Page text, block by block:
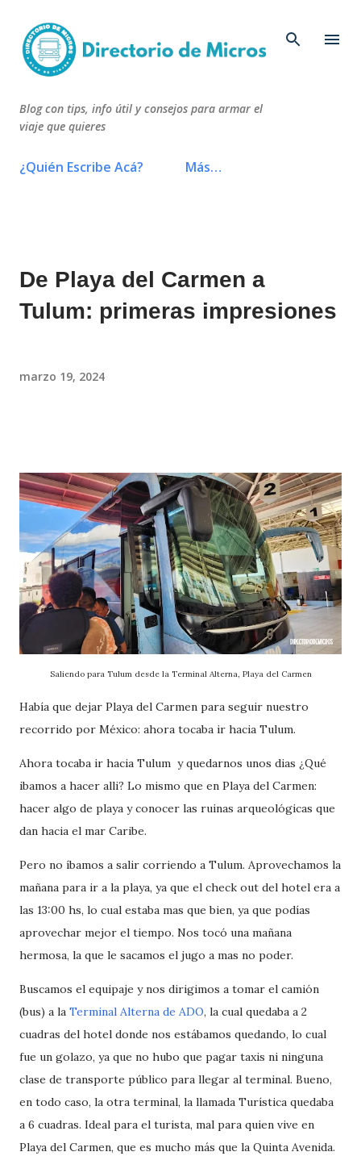
Blog con tips, info útil y consejos para armar el
viaje que quieres
¿Quién Escribe Acá? Más…
De Playa del Carmen a
Tulum: primeras impresiones
marzo 19, 2024
Saliendo para Tulum desde la Terminal Alterna, Playa del Carmen
Había que dejar Playa del Carmen para seguir nuestro
recorrido por México: ahora tocaba ir hacia Tulum.
Ahora tocaba ir hacia Tulum y quedarnos unos dias ¿Qué
ibamos a hacer alli? Lo mismo que en Playa del Carmen:
hacer algo de playa y conocer las ruinas arqueológicas que
dan hacia el mar Caribe.
Pero no íbamos a salir corriendo a Tulum. Aprovechamos la
mañana para ir a la playa, ya que el check out del hotel era a
las 13:00 hs, lo cual estaba mas que bien, ya que podías
aprovechar mejor el tiempo. Nos tocó una mañana
hermosa, la que le sacamos el jugo a mas no poder.
Buscamos el equipaje y nos dirigimos a tomar el camión
(bus) a la Terminal Alterna de ADO, la cual quedaba a 2
cuadras del hotel donde nos estábamos quedando, lo cual
fue un golazo, ya que no hubo que pagar taxis ni ninguna
clase de transporte público para llegar al terminal. Bueno,
en todo caso, la otra terminal, la llamada Turística quedaba
a 6 cuadras. Ideal para el turista, mal para quien vive en
Playa del Carmen, que es mucho más que la Quinta Avenida.